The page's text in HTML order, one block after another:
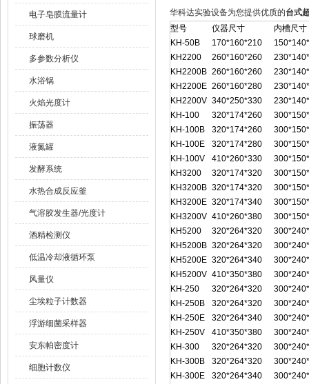
电子皂膜流量计
球磨机
多参数分析仪
水浴锅
火焰光度计
振荡器
液氮罐
发酵系统
水热合成反应釜
气溶胶发生器/光度计
酒精检测仪
低温冷却液循环泵
风量仪
尘埃粒子计数器
浮游细菌采样器
安东帕密度计
细胞计数仪
华科达实验设备为您提供优质的台式
型号
仪器尺寸
内槽尺寸
KH-50B
170*160*210
KH2200
260*160*260
KH2200B 260*160*260
KH2200E 260*160*280
KH2200V 340*250*330
KH-100
320*174*260
KH-100B
320*174*260
KH-100E
320*174*280
KH-100V
410*260*330
KH3200
320*174*320
KH3200B 320*174*320
KH3200E 320*174*340
KH3200V 410*260*380
KH5200
320*264*320
KH5200B 320*264*320
KH5200E 320*264*340
KH5200V 410*350*380
KH-250
320*264*320
KH-250B
320*264*320
KH-250E
320*264*340
KH-250V
410*350*380
KH-300
320*264*320
KH-300B
320*264*320
KH-300E
320*264*340